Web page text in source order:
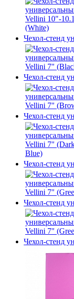
Чехол-стенд
Чехол-стенд
Чехол-стенд
Чехол-стенд
Чехол-стенд
Чехол-стенд